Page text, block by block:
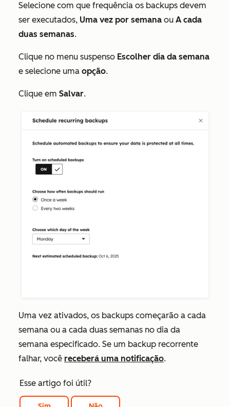
Selecione com que frequência os backups devem
ser executados, Uma vez por semana ou A cada
duas semanas.
Clique no menu suspenso Escolher dia da semana
e selecione uma opção.
Clique em Salvar.
Uma vez ativados, os backups começarão a cada
semana ou a cada duas semanas no dia da
semana especificado. Se um backup recorrente
falhar, você receberá uma notificação.
Esse artigo foi útil?